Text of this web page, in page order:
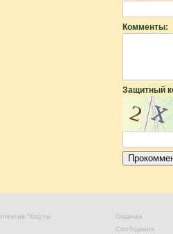
Комменты:
Защитный
"Карты
Главная
Сообщения